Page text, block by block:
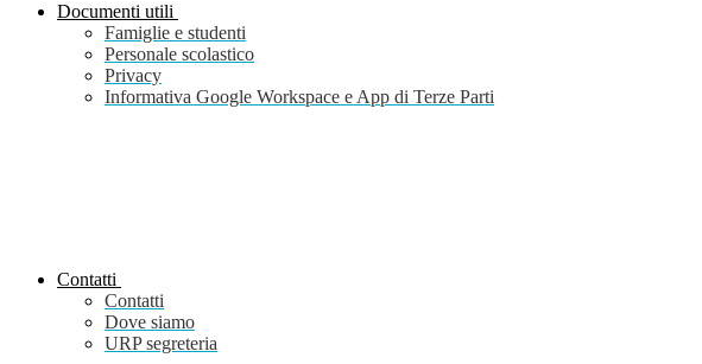
Documenti utili
Famiglie e studenti
Personale scolastico
Privacy
Informativa Google Workspace e App di Terze Parti
Contatti
Contatti
Dove siamo
URP segreteria